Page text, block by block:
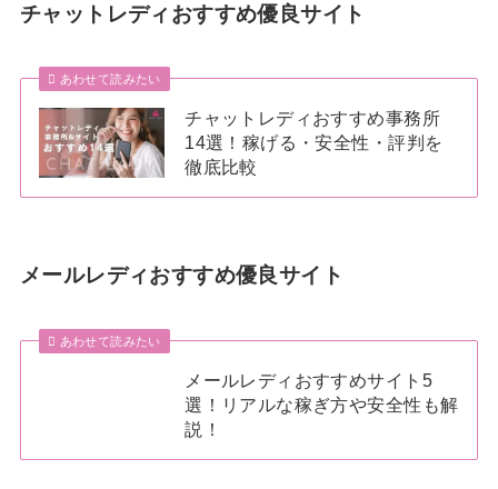
チャットレディおすすめ優良サイト
あわせて読みたい
チャットレディおすすめ事務所
14選！稼げる・安全性・評判を
徹底比較
メールレディおすすめ優良サイト
あわせて読みたい
メールレディおすすめサイト5
選！リアルな稼ぎ方や安全性も解
説！